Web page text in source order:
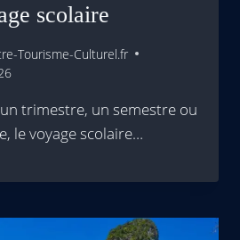
scolaire
Tourisme-Culturel.fr
trimestre, un semestre ou
le voyage scolaire…